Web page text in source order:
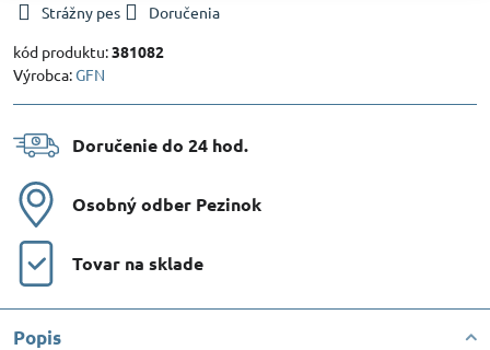
Strážny pes
Doručenia
kód produktu:381082
Výrobca:GFN
Doručenie do 24 hod​.
Osobný odber Pezinok
Tovar na sklade
Popis